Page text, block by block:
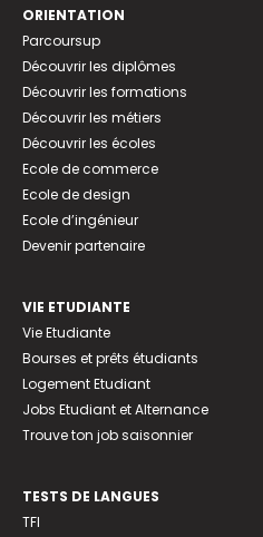
ORIENTATION
Parcoursup
Découvrir les diplômes
Découvrir les formations
Découvrir les métiers
Découvrir les écoles
Ecole de commerce
Ecole de design
Ecole d’ingénieur
Devenir partenaire
VIE ETUDIANTE
Vie Etudiante
Bourses et prêts étudiants
Logement Etudiant
Jobs Etudiant et Alternance
Trouve ton job saisonnier
TESTS DE LANGUES
TFI